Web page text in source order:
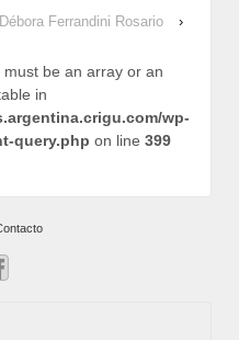
Ferrandini Rosario
›
be an array or an
in
wp-
query.php on line 399